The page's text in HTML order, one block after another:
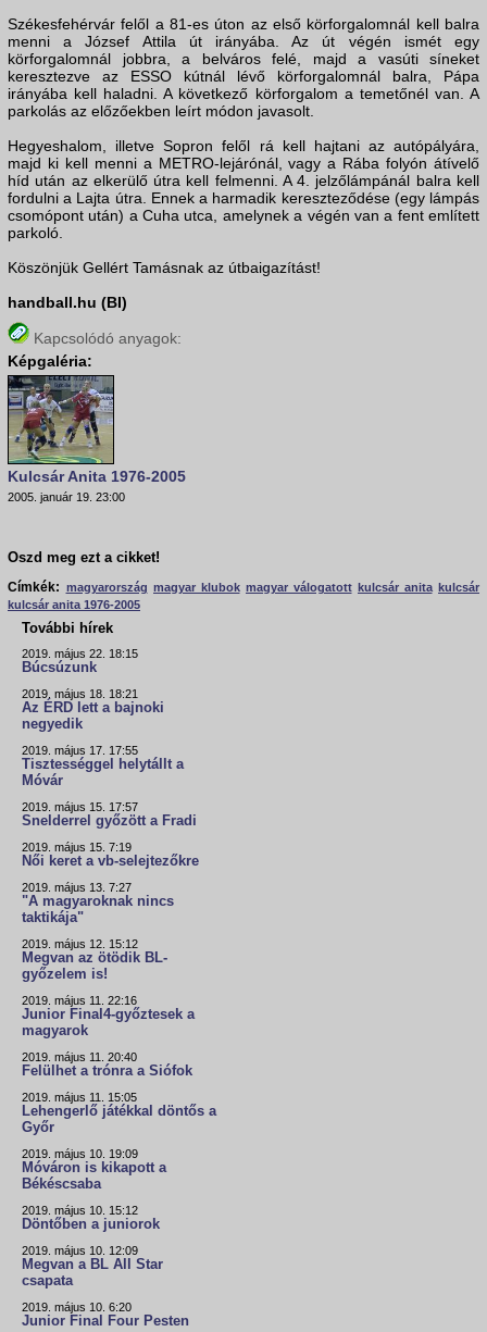
Székesfehérvár felől a 81-es úton az első körforgalomnál kell balra
menni a József Attila út irányába. Az út végén ismét egy
körforgalomnál jobbra, a belváros felé, majd a vasúti síneket
keresztezve az ESSO kútnál lévő körforgalomnál balra, Pápa
irányába kell haladni. A következő körforgalom a temetőnél van. A
parkolás az előzőekben leírt módon javasolt.
Hegyeshalom, illetve Sopron felől rá kell hajtani az autópályára,
majd ki kell menni a METRO-lejárónál, vagy a Rába folyón átívelő
híd után az elkerülő útra kell felmenni. A 4. jelzőlámpánál balra kell
fordulni a Lajta útra. Ennek a harmadik kereszteződése (egy lámpás
csomópont után) a Cuha utca, amelynek a végén van a fent említett
parkoló.
Köszönjük Gellért Tamásnak az útbaigazítást!
handball.hu (BI)
Kapcsolódó anyagok:
Képgaléria:
Kulcsár Anita 1976-2005
2005. január 19. 23:00
Oszd meg ezt a cikket!
Címkék: magyarország magyar klubok magyar válogatott kulcsár anita
kulcsár
kulcsár anita 1976-2005
További hírek
2019. május 22. 18:15
Búcsúzunk
2019. május 18. 18:21
Az ÉRD lett a bajnoki
negyedik
2019. május 17. 17:55
Tisztességgel helytállt a
Móvár
2019. május 15. 17:57
Snelderrel győzött a Fradi
2019. május 15. 7:19
Női keret a vb-selejtezőkre
2019. május 13. 7:27
"A magyaroknak nincs
taktikája"
2019. május 12. 15:12
Megvan az ötödik BL-
győzelem is!
2019. május 11. 22:16
Junior Final4-győztesek a
magyarok
2019. május 11. 20:40
Felülhet a trónra a Siófok
2019. május 11. 15:05
Lehengerlő játékkal döntős a
Győr
2019. május 10. 19:09
Móváron is kikapott a
Békéscsaba
2019. május 10. 15:12
Döntőben a juniorok
2019. május 10. 12:09
Megvan a BL All Star
csapata
2019. május 10. 6:20
Junior Final Four Pesten